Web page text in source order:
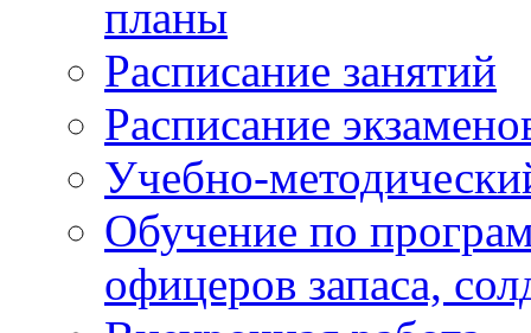
планы
Расписание занятий
Расписание
Учебно-
Обучение по
офицеров запаса,